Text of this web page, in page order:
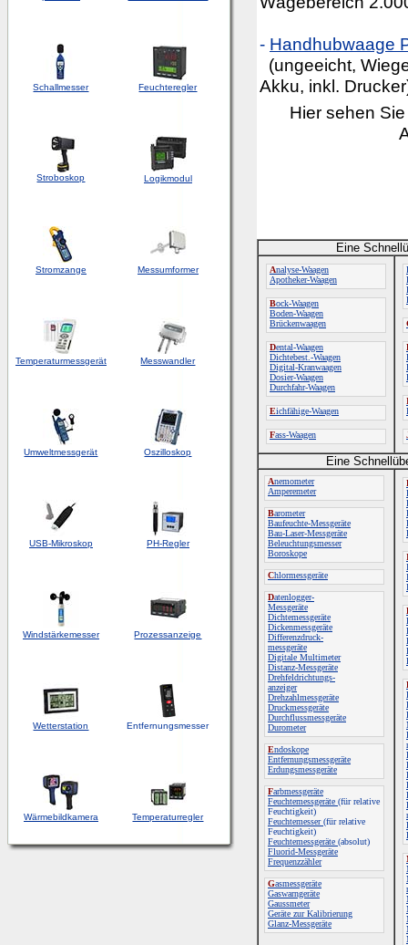
Schallmesser Feuchteregler
Stroboskop Logikmodul
Stromzange Messumformer
Temperaturmessgerät Messwandler
Umweltmessgerät Oszilloskop
USB-Mikroskop PH-Regler
Windstärkemesser Prozessanzeige
Wetterstation Entfernungsmesser
Wärmebildkamera Temperaturregler
- Handhubwaage
(ungeeicht,
Akku, inkl.
Hier sehen
Eine
Analyse-Waagen
Apotheker-Waagen
Bock-Waagen
Boden-Waagen
Brückenwaagen
Dental-Waagen
Dichtebest.-Waagen
Digital-Kranwaagen
Dosier-Waagen
Durchfahr-Waagen
Eichfähige-Waagen
Fass-Waagen
Eine
Anemometer
Amperemeter
Barometer
Baufeuchte-Messgeräte
Bau-Laser-Messgeräte
Beleuchtungsmesser
Boroskope
Chlormessgeräte
Datenlogger-
Messgeräte
Dichtemessgeräte
Dickenmessgeräte
Differenzdruck-
messgeräte
Digitale Multimeter
Distanz-Messgeräte
Drehfeldrichtungs-
anzeiger
Drehzahlmessgeräte
Druckmessgeräte
Durchflussmessgeräte
Durometer
Endoskope
Entfernungsmessgeräte
Erdungsmessgeräte
Farbmessgeräte
Feuchtemessgeräte (für relative
Feuchtigkeit)
Feuchtemesser(für relative
Feuchtigkeit)
Feuchtemessgeräte (absolut)
Fluorid-Messgeräte
Frequenzzähler
Gasmessgeräte
Gaswarngeräte
Gaussmeter
Geräte zur Kalibrierung
Glanz-Messgeräte